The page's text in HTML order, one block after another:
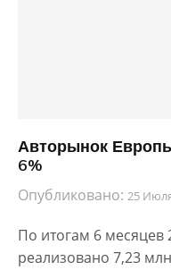
Авторынок
6%
Опубликовано: 25
По итогам 6 месяцев
реализовано 7,23